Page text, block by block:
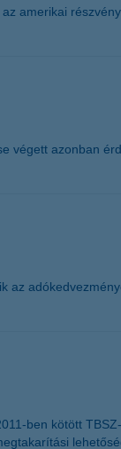
amerikai
végett azonban
az
ben kötött